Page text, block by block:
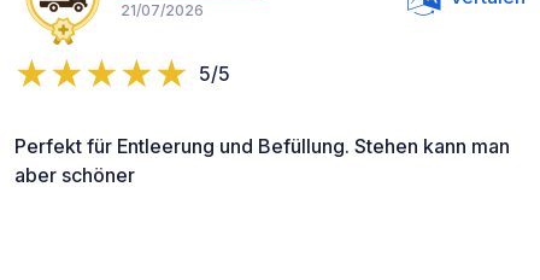
21/07/2026
5/5
Perfekt für Entleerung und Befüllung. Stehen kann man
aber schöner